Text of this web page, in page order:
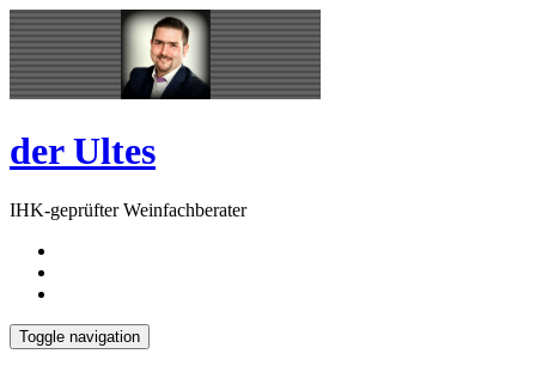
Skip
to
content
Open
Sidebar
der Ultes
IHK-geprüfter Weinfachberater
Toggle navigation